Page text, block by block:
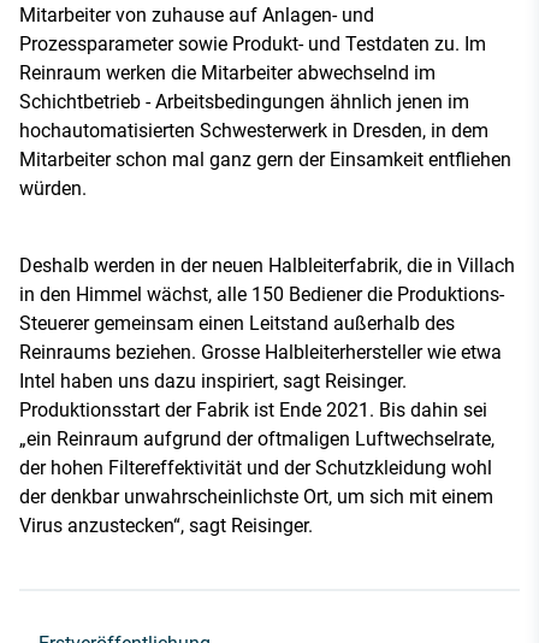
Mitarbeiter von zuhause auf Anlagen- und
Prozessparameter sowie Produkt- und Testdaten zu. Im
Reinraum werken die Mitarbeiter abwechselnd im
Schichtbetrieb - Arbeitsbedingungen ähnlich jenen im
hochautomatisierten Schwesterwerk in Dresden, in dem
Mitarbeiter schon mal ganz gern der Einsamkeit entfliehen
würden.
Deshalb werden in der neuen Halbleiterfabrik, die in Villach
in den Himmel wächst, alle 150 Bediener die Produktions-
Steuerer gemeinsam einen Leitstand außerhalb des
Reinraums beziehen. Grosse Halbleiterhersteller wie etwa
Intel haben uns dazu inspiriert, sagt Reisinger.
Produktionsstart der Fabrik ist Ende 2021. Bis dahin sei
„ein Reinraum aufgrund der oftmaligen Luftwechselrate,
der hohen Filtereffektivität und der Schutzkleidung wohl
der denkbar unwahrscheinlichste Ort, um sich mit einem
Virus anzustecken“, sagt Reisinger.